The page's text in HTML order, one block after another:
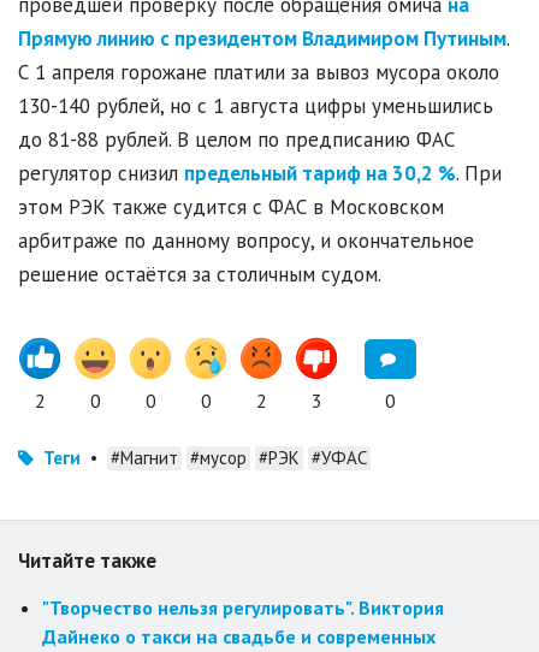
проведшей проверку после обращения омича на
Прямую линию с президентом Владимиром Путиным.
С 1 апреля горожане платили за вывоз мусора около
130-140 рублей, но с 1 августа цифры уменьшились
до 81-88 рублей. В целом по предписанию ФАС
регулятор снизил предельный тариф на 30,2 %. При
этом РЭК также судится с ФАС в Московском
арбитраже по данному вопросу, и окончательное
решение остаётся за столичным судом.
2 0 0 0 2 3 0
Теги • #Магнит #мусор #РЭК #УФАС
Читайте также
"Творчество нельзя регулировать". Виктория
Дайнеко о такси на свадьбе и современных